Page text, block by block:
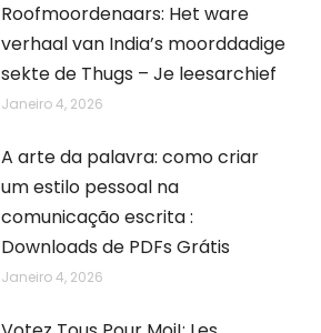
Roofmoordenaars: Het ware
verhaal van India’s moorddadige
sekte de Thugs – Je leesarchief
Janeiro 4, 2026
A arte da palavra: como criar
um estilo pessoal na
comunicação escrita :
Downloads de PDFs Grátis
Janeiro 4, 2026